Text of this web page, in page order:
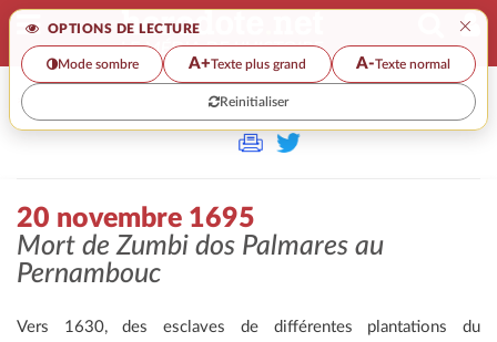
OPTIONS DE LECTURE ×
Mode sombre A+Texte plus grand A-Texte normal
Reinitialiser
>>
20 novembre 1695
Mort de Zumbi dos Palmares au
Pernambouc
Vers 1630, des esclaves de différentes plantations du